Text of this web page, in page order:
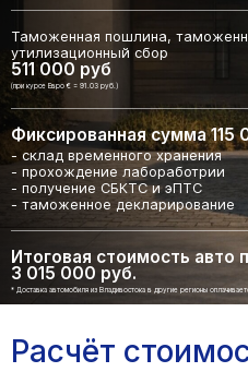
Таможенная пошлина,
утилизационный сбор
511 000 руб
(при курсе Евро € = 91.03 руб.)
Фиксированная сумма 115
- склад временного хранения
- прохождение лабоработрии
- получение СБКТС и эПТС
- таможенное декларирование
Итоговая стоимость авто
3 015 000 руб.
* Доставка автомобиля из Владивостока в другие регионы
Расчёт